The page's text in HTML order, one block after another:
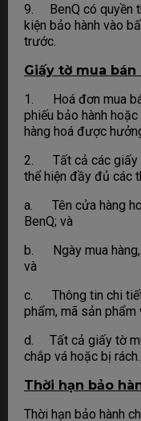
9. BenQ có quyền
kiện bảo hành vào
trước.
Giấy tờ mua bán
1. Hoá đơn mua
phiếu bảo hành
hàng hoá được
2. Tất cả các giấy
thể hiện đầy đủ các
a. Tên cửa hàng
BenQ; và
b. Ngày mua hàng,
và
c. Thông tin chi tiết
phẩm, mã sản phẩm
d. Tất cả giấy tờ
chắp vá hoặc bị rách.
Thời hạn bảo
Thời hạn bảo hành